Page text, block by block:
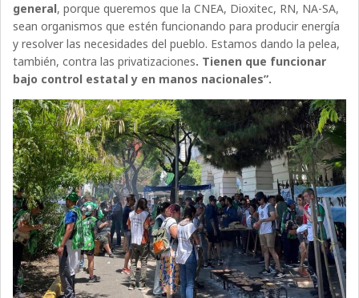
general, porque queremos que la CNEA, Dioxitec, RN, NA-SA,
sean organismos que estén funcionando para producir energía
y resolver las necesidades del pueblo. Estamos dando la pelea,
también, contra las privatizaciones. Tienen que funcionar
bajo control estatal y en manos nacionales”.